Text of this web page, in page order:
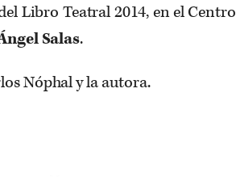
Libro Teatral 2014, en el Centro
Salas.
Nóphal y la autora.